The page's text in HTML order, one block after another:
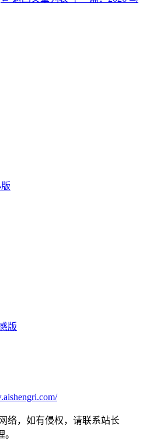
版
络，如有侵权，请联系站长